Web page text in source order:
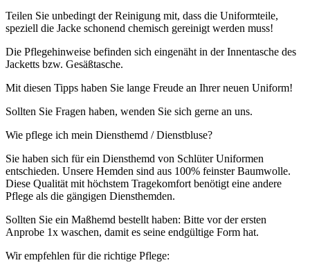
Teilen Sie unbedingt der Reinigung mit, dass die Uniformteile,
speziell die Jacke schonend chemisch gereinigt werden muss!
Die Pflegehinweise befinden sich eingenäht in der Innentasche des
Jacketts bzw. Gesäßtasche.
Mit diesen Tipps haben Sie lange Freude an Ihrer neuen Uniform!
Sollten Sie Fragen haben, wenden Sie sich gerne an uns.
Wie pflege ich mein Diensthemd / Dienstbluse?
Sie haben sich für ein Diensthemd von Schlüter Uniformen
entschieden. Unsere Hemden sind aus 100% feinster Baumwolle.
Diese Qualität mit höchstem Tragekomfort benötigt eine andere
Pflege als die gängigen Diensthemden.
Sollten Sie ein Maßhemd bestellt haben: Bitte vor der ersten
Anprobe 1x waschen, damit es seine endgültige Form hat.
Wir empfehlen für die richtige Pflege: